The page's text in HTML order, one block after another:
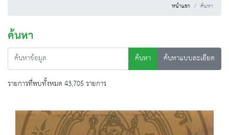
หน้าแรก ค้นหา
ค้นหา
ค้นหา
ค้นหาแบบละเอียด
รายการที่พบทั้งหมด 43,705 รายการ